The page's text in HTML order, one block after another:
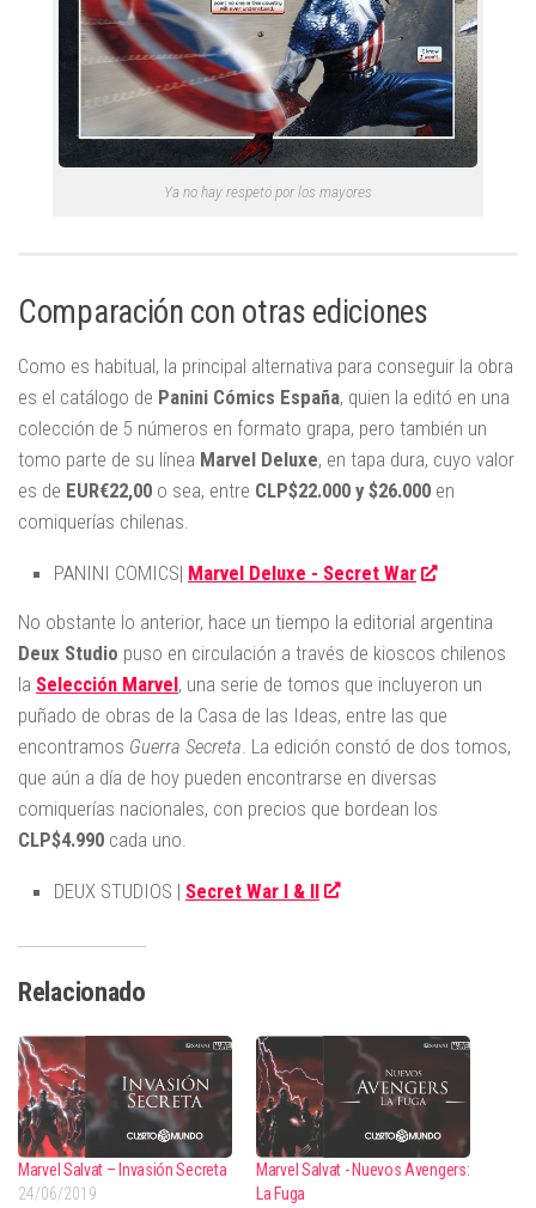
Ya no hay respeto por los mayores
Comparación con otras ediciones
Como es habitual, la principal alternativa para conseguir la obra
es el catálogo de Panini Cómics España, quien la editó en una
colección de 5 números en formato grapa, pero también un
tomo parte de su línea Marvel Deluxe, en tapa dura, cuyo valor
es de EUR€22,00 o sea, entre CLP$22.000 y $26.000 en
comiquerías chilenas.
PANINI COMICS| Marvel Deluxe - Secret War
No obstante lo anterior, hace un tiempo la editorial argentina
Deux Studio puso en circulación a través de kioscos chilenos
la Selección Marvel, una serie de tomos que incluyeron un
puñado de obras de la Casa de las Ideas, entre las que
encontramos Guerra Secreta . La edición constó de dos tomos,
que aún a día de hoy pueden encontrarse en diversas
comiquerías nacionales, con precios que bordean los
CLP$4.990 cada uno.
DEUX STUDIOS | Secret War I & II
Relacionado
Marvel Salvat – Invasión Secreta
24/06/2019
Marvel Salvat - Nuevos Avengers:
La Fuga